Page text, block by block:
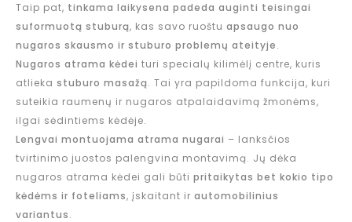
Taip pat, tinkama laikysena padeda auginti teisingai
suformuotą stuburą, kas savo ruoštu apsaugo nuo
nugaros skausmo ir stuburo problemų ateityje.
Nugaros atrama kėdei turi specialų kilimėlį centre, kuris
atlieka stuburo masažą. Tai yra papildoma funkcija, kuri
suteikia raumenų ir nugaros atpalaidavimą žmonėms,
ilgai sėdintiems kėdėje.
Lengvai montuojama atrama nugarai – lanksčios
tvirtinimo juostos palengvina montavimą. Jų dėka
nugaros atrama kėdei gali būti pritaikytas bet kokio tipo
kėdėms ir foteliams, įskaitant ir automobilinius
variantus.